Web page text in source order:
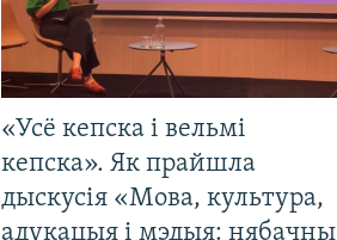
«Усё кепска і вельмі
кепска». Як прайшла
дыскусія «Мова, культура,
адукацыя і мэдыя: нябачны